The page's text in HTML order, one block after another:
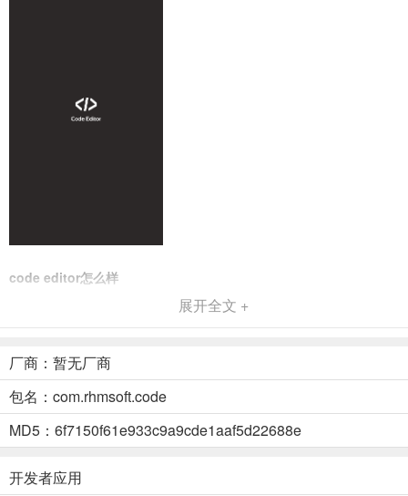
code editor怎么样
非常好用，Code Editor Premium「代码编辑器」是一款专注于编码
动完成等。软件界面简洁，可以便捷的编辑代码，换行、过滤等轻松
实现，还有一些非常实用的小工具！
code editor主要功能
代码辅助，折叠和自动完成。
超过110种语言（c ++，java，javascript，html，markdown，php，
展开全文 +
厂商：暂无厂商
包名：com.rhmsoft.code
MD5：6f7150f61e933c9a9cde1aaf5d22688e
开发者应用